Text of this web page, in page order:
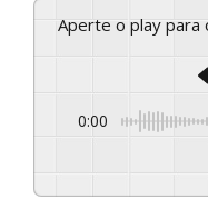
Aperte o play
0:00